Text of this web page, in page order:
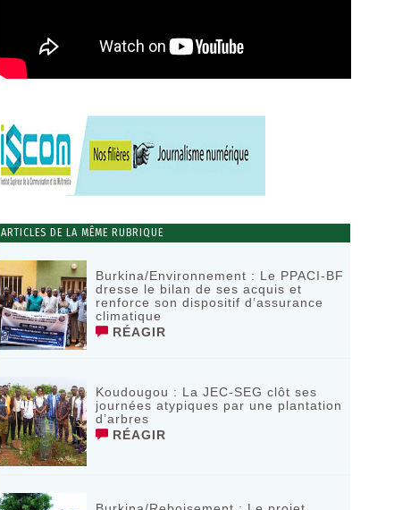
ARTICLES DE LA MÊME RUBRIQUE
Burkina/Environnement : Le PPACI-BF
dresse le bilan de ses acquis et
renforce son dispositif d’assurance
climatique
RÉAGIR
Koudougou : La JEC-SEG clôt ses
journées atypiques par une plantation
d’arbres
RÉAGIR